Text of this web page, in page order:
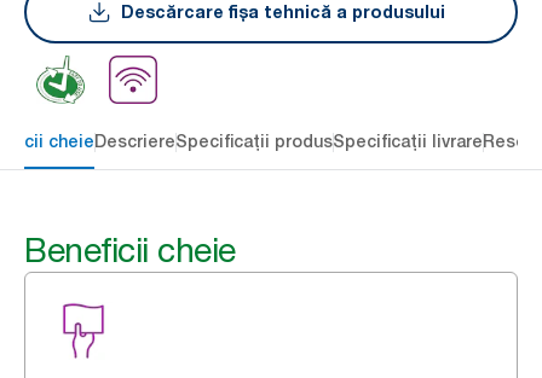
Descărcare fișa tehnică a produsului
cheieDescriereSpecificații produsSpecificații livrare
Beneficii cheie